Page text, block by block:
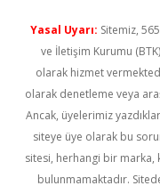
Yasal Uyarı: Sitemiz,
ve İletişim Kurumu
olarak hizmet
olarak denetleme veya
Ancak, üyelerimiz
siteye üye olarak bu
sitesi, herhangi bir marka,
bulunmamaktadır.